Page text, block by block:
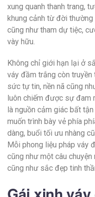
xung quanh thanh trang,
khung cảnh từ đời
cũng như tham dự tiệc,
vày hữu.
Không chỉ giới hạn lại ở
váy đầm trắng còn
sức tự tin, nền nã cũng
luôn chiếm được sự đam
là nguồn cảm giác bất
muốn trình bày vẻ phía
dàng, buổi tối ưu nhàng
Mỗi phong liệu pháp váy
cũng như một câu
cũng như sắc đẹp tinh